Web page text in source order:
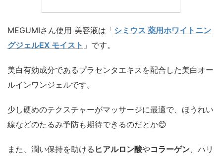
MEGUMIさん使用 美容液は「シミウス 薬用ホワイトニン
グジェルEX モイスト 」です。
美白有効成分であるプラセンタエキスを配合した美白オー
ルインワンジェルです。
少し硬めのテクスチャーがマッサージに最適で、ほうれい
線などのたるみ予防も期待できるのだとか😊
また、潤い保持を助ける ヒアルロン酸やコラーゲン、ハリ